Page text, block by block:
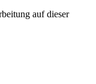
auf dieser